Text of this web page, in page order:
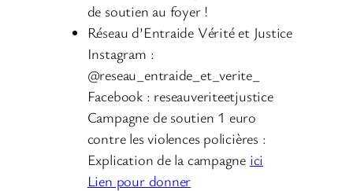
de soutien au foyer !
Réseau d’Entraide Vérité et Justice
Instagram :
@reseau_entraide_et_verite_
Facebook : reseauveriteetjustice
Campagne de soutien 1 euro
contre les violences policières :
Explication de la campagne ici
Lien pour donner